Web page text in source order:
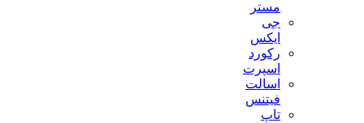
جی
رکورد
اسپرت
اسالت
فیتنس
تاپ